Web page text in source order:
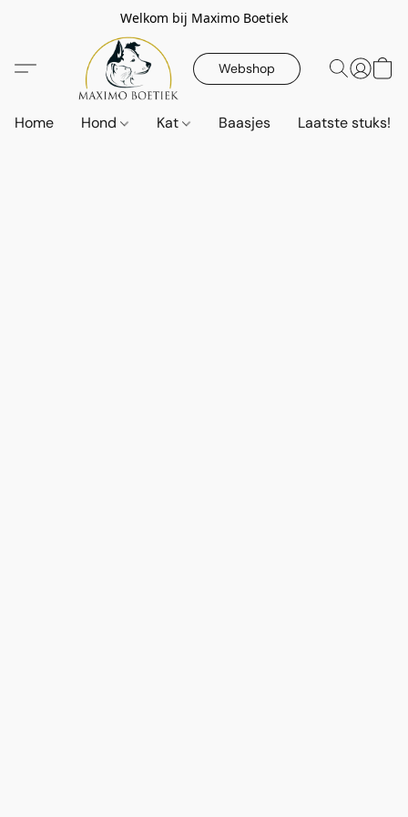
Welkom bij Maximo Boetiek
Webshop
Home Hond Kat Baasjes Laatste stuks!